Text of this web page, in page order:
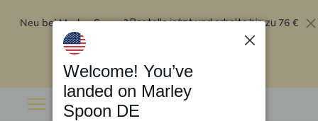
Neu bei Marley Spoon?Bestelle jetzt und erhalte bis zu 76 €
Rabatt auf deine ersten fünf Boxen
Welcome! You’ve
landed on Marley
Spoon DE